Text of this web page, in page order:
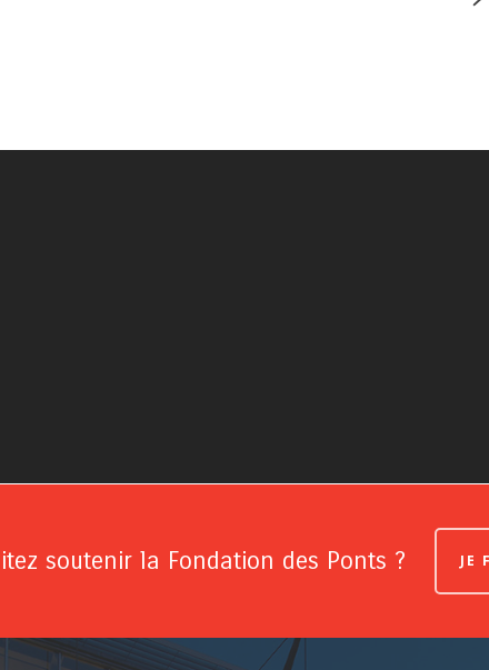
soutenir la Fondation des Ponts ? JE